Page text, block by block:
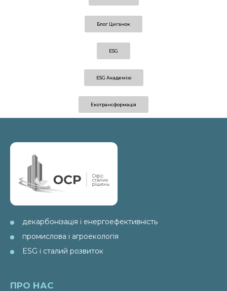
Блог Циганок
ESG
ESG Академію
Екотрансформація
декарбонізація і енергоефективність
промислова і агроекологія
ESG і сталий розвиток
ПРО НАС